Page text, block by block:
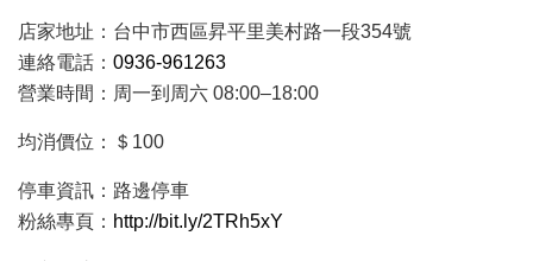
店家地址：台中市西區昇平里美村路一段354號
連絡電話： 0936-961263
營業時間：周一到周六 08:00–18:00
均消價位：＄100
停車資訊：路邊停車
粉絲專頁： http://bit.ly/2TRh5xY